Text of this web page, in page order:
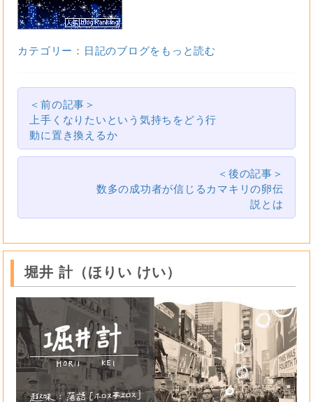
カテゴリー：日記のブログをもっと読む
＜前の記事＞
上手くなりたいという気持ちをどう行
動に置き換えるか
＜後の記事＞
数多の成功者が信じるカマキリの卵伝
説とは
堀井 計（ほりい けい）